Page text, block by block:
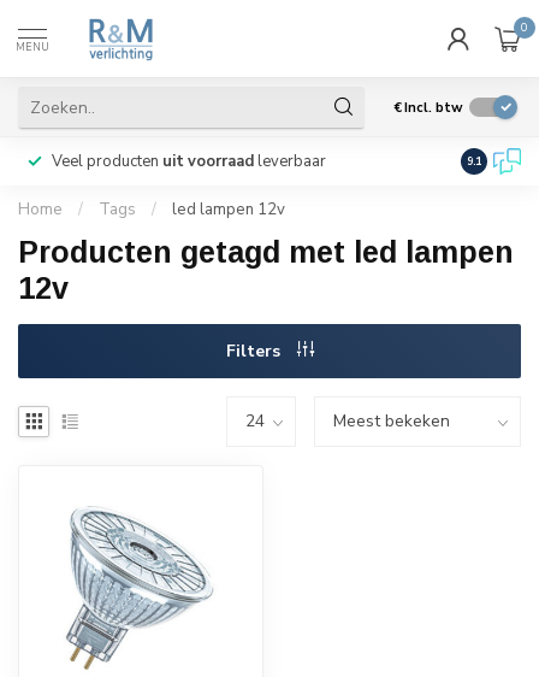
MENU
0
€Incl. btw
Veel producten uit voorraadleverbaar Wij
9.1
Home / Tags / led lampen 12v
Producten getagd met led lampen
12v
Filters